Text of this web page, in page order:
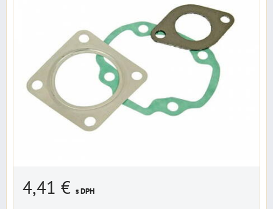
4,41 € s DPH